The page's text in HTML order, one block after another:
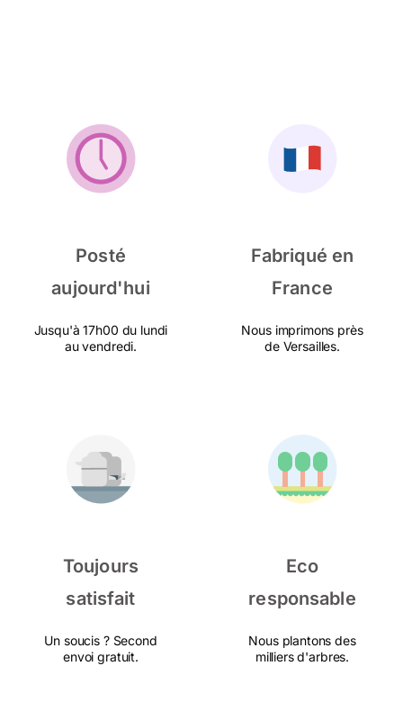
Posté
aujourd'hui
Jusqu'à 17h00 du lundi
au vendredi.
Fabriqué en
France
Nous imprimons près
de Versailles.
Toujours
satisfait
Un soucis ? Second
envoi gratuit.
Eco
responsable
Nous plantons des
milliers d'arbres.